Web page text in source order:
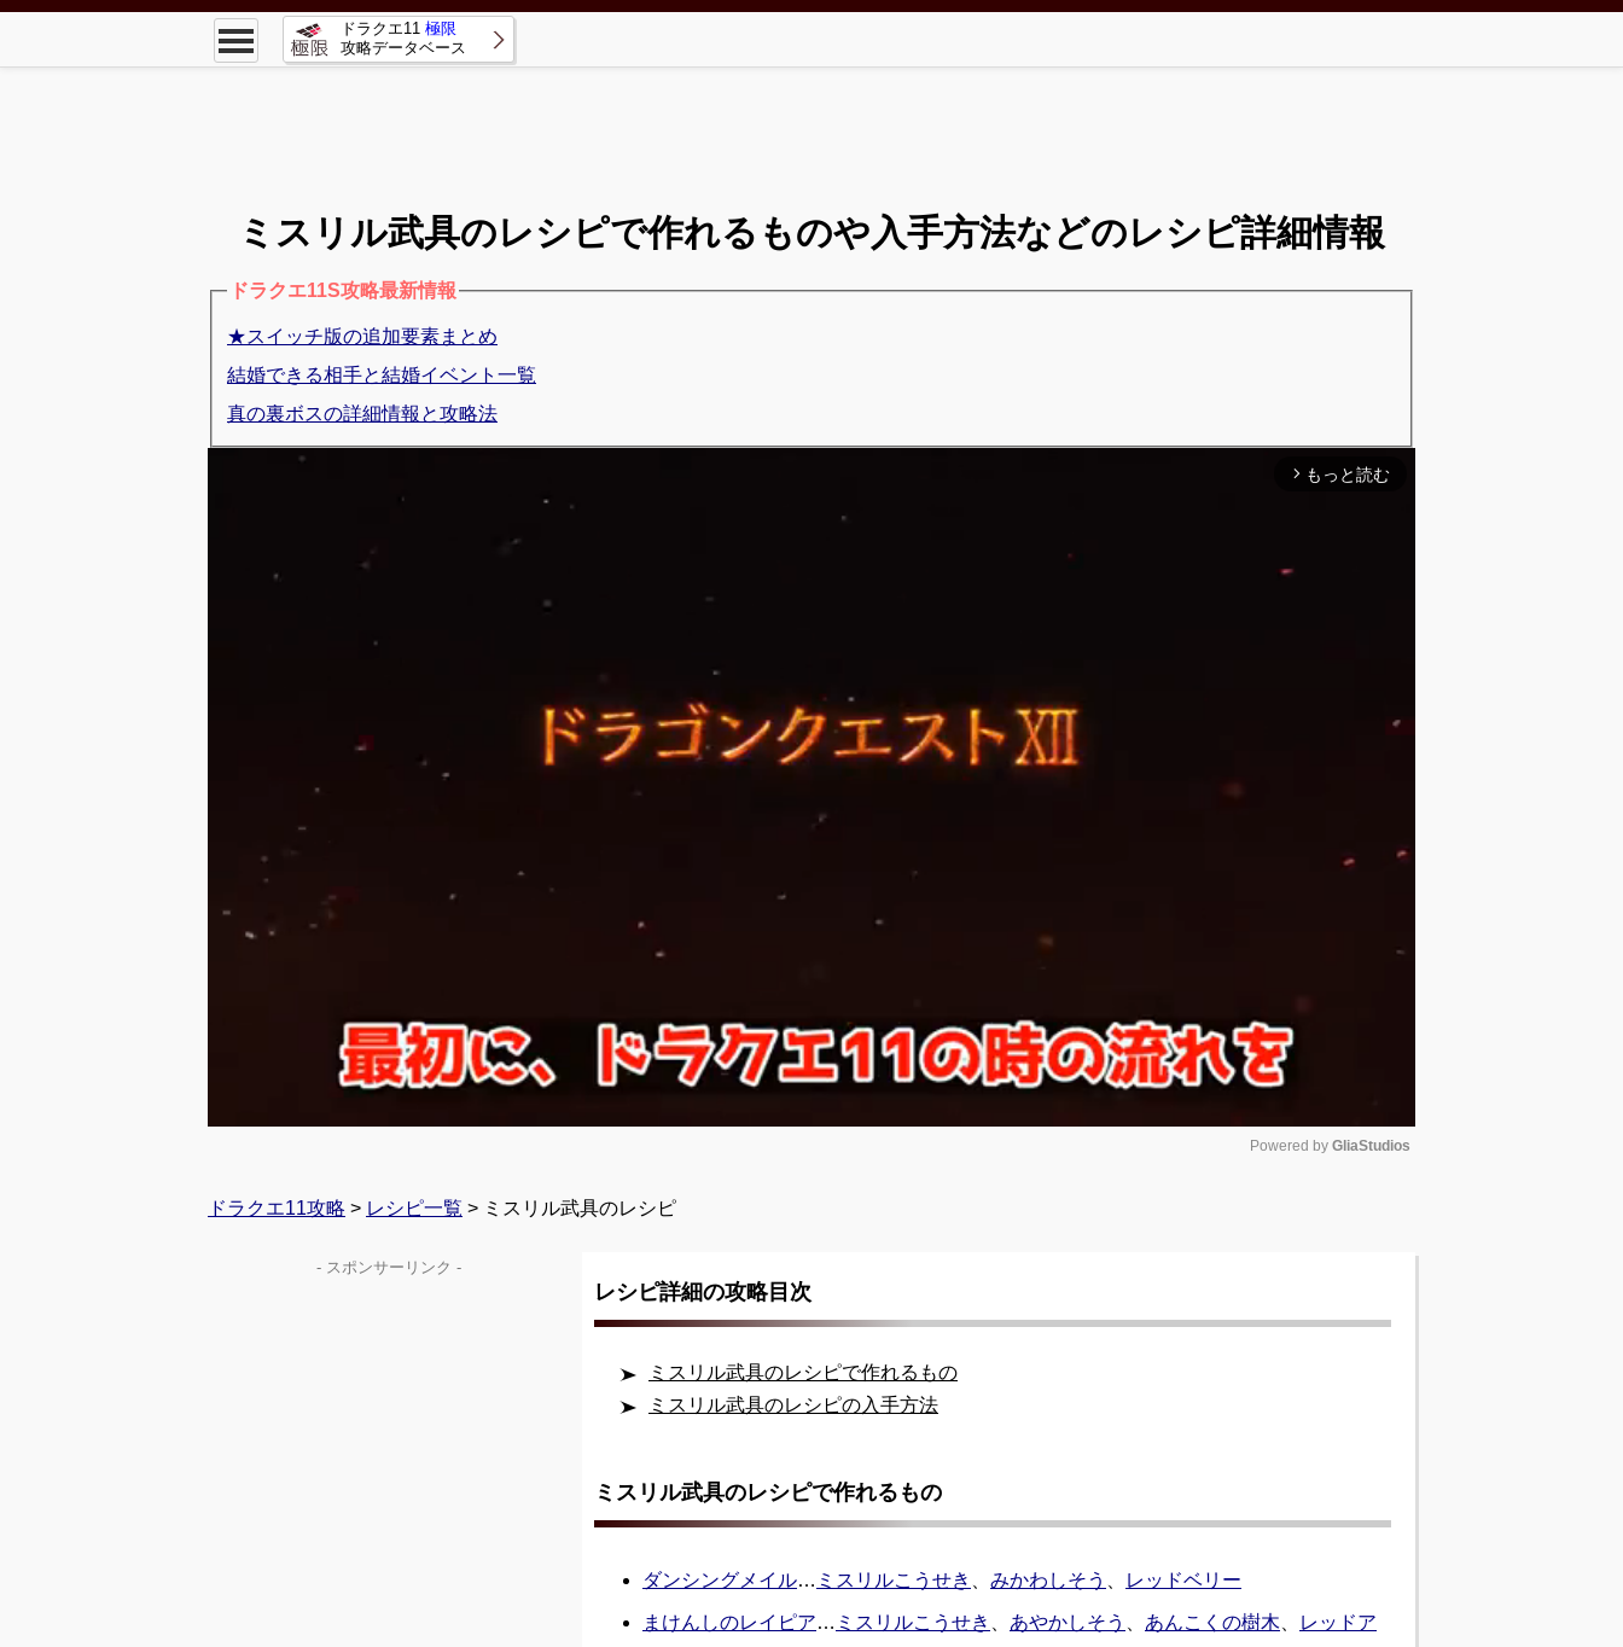
ドラクエ11 極限
攻略データベース
ミスリル武具のレシピで作れるものや入手方法などのレシピ詳細情報
ドラクエ11S攻略最新情報
★スイッチ版の追加要素まとめ
結婚できる相手と結婚イベント一覧
真の裏ボスの詳細情報と攻略法
arrow_forward_ios もっと読む
Powered by GliaStudios
ドラクエ11攻略 > レシピ一覧 > ミスリル武具のレシピ
レシピ詳細の攻略目次
ミスリル武具のレシピで作れるもの
ミスリル武具のレシピの入手方法
ミスリル武具のレシピで作れるもの
ダンシングメイル… ミスリルこうせき みかわしそう レッドベリー
まけんしのレイピア… ミスリルこうせき あやかしそう あんこくの樹木
レッドア
- スポンサーリンク -